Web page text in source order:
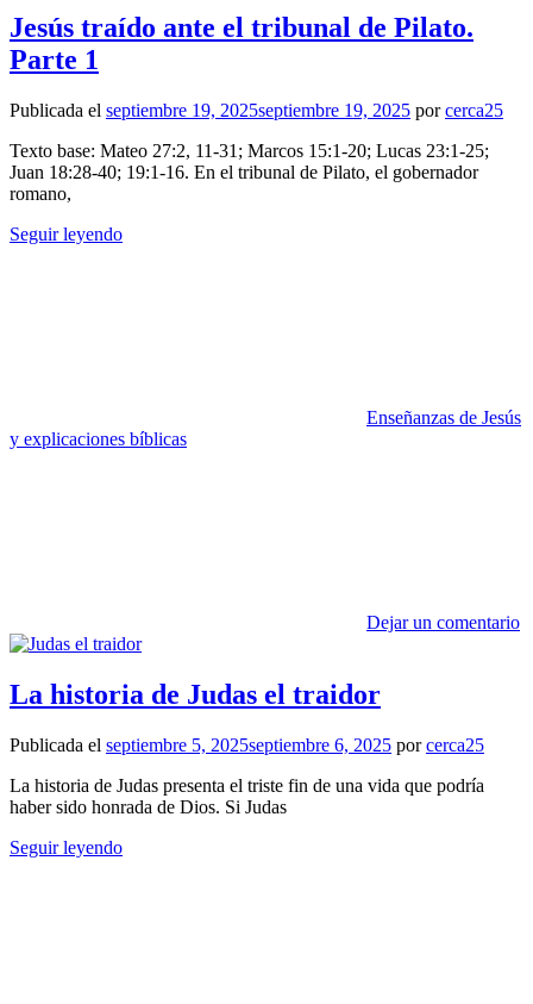
Jesús traído ante el tribunal de Pilato.
Parte 1
Publicada el septiembre 19, 2025septiembre 19, 2025 porcerca25
Texto base: Mateo 27:2, 11-31; Marcos 15:1-20; Lucas 23:1-25;
Juan 18:28-40; 19:1-16. En el tribunal de Pilato, el gobernador
romano,
Seguir leyendo
Enseñanzas de Jesús
y explicaciones bíblicas
Dejar un comentario
La historia de Judas el traidor
Publicada el septiembre 5, 2025septiembre 6, 2025 porcerca25
La historia de Judas presenta el triste fin de una vida que podría
haber sido honrada de Dios. Si Judas
Seguir leyendo